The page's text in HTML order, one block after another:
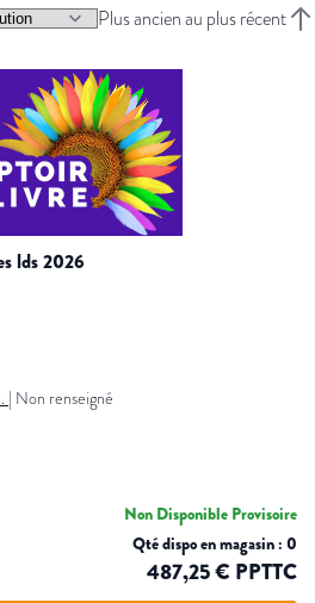
Plus ancien au plus récent
lds 2026
| Non renseigné
Non Disponible Provisoire
Qté dispo en magasin : 0
487,25 € PPTTC